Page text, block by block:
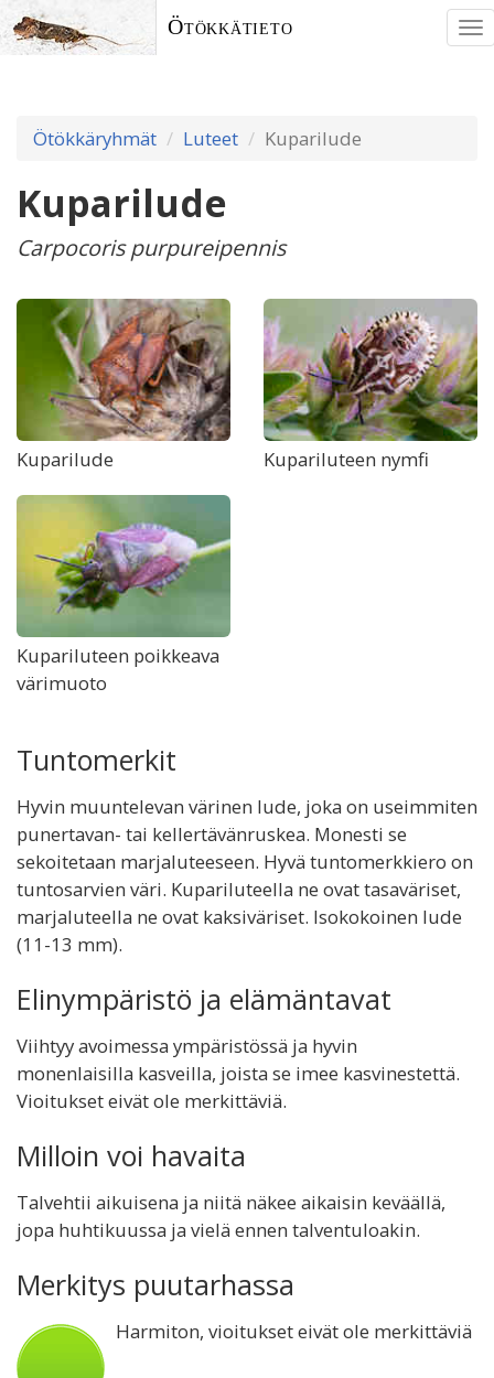
Ötökkätieto
Ötökkäryhmät Luteet Kuparilude
Kuparilude
Carpocoris purpureipennis
Kuparilude Kupariluteen nymfi
Kupariluteen poikkeava
värimuoto
Tuntomerkit
Hyvin muuntelevan värinen lude, joka on useimmiten
punertavan- tai kellertävänruskea. Monesti se
sekoitetaan marjaluteeseen. Hyvä tuntomerkkiero on
tuntosarvien väri. Kupariluteella ne ovat tasaväriset,
marjaluteella ne ovat kaksiväriset. Isokokoinen lude
(11-13 mm).
Elinympäristö ja elämäntavat
Viihtyy avoimessa ympäristössä ja hyvin
monenlaisilla kasveilla, joista se imee kasvinestettä.
Vioitukset eivät ole merkittäviä.
Milloin voi havaita
Talvehtii aikuisena ja niitä näkee aikaisin keväällä,
jopa huhtikuussa ja vielä ennen talventuloakin.
Merkitys puutarhassa
Harmiton, vioitukset eivät ole merkittäviä